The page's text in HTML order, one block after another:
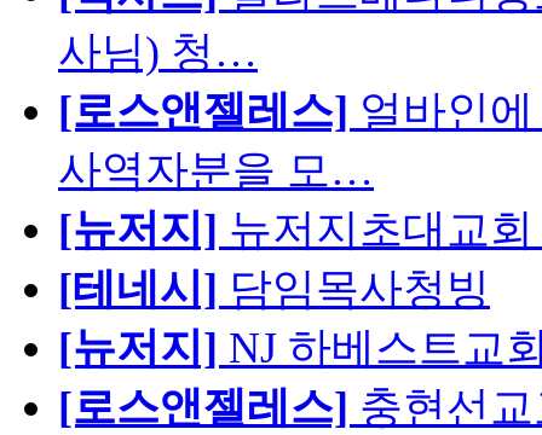
사님) 청…
[로스앤젤레스] 얼바인
사역자분을 모…
[뉴저지] 뉴저지초대교
[테네시] 담임목사청빙
[뉴저지] NJ 하베스트교
[로스앤젤레스] 충현선